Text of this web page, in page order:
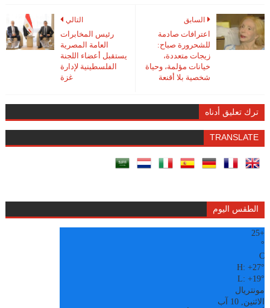
التالي
رئيس المخابرات
العامة المصرية
يستقبل أعضاء اللجنة
الفلسطينية لإدارة
غزة
السابق
اعترافات صادمة
للشحرورة صباح:
زيجات متعددة،
خيانات مؤلمة، وحياة
شخصية بلا أقنعة
ترك تعليق أدناه
TRANSLATE
الطقس اليوم
+
25
°
C
H:+27°
L:+19°
مونتريال
الاثنين, 10 آب